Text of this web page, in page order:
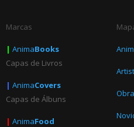
Marcas
| AnimaBooks
Capas de Livros
| AnimaCovers
Capas de Álbuns
| AnimaFood